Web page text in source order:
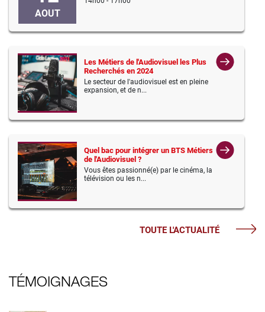
AOUT
Les Métiers de l'Audiovisuel les Plus
Recherchés en 2024
Le secteur de l'audiovisuel est en pleine
expansion, et de n...
Quel bac pour intégrer un BTS Métiers
de l'Audiovisuel ?
Vous êtes passionné(e) par le cinéma, la
télévision ou les n...
TOUTE L'ACTUALITÉ
TÉMOIGNAGES